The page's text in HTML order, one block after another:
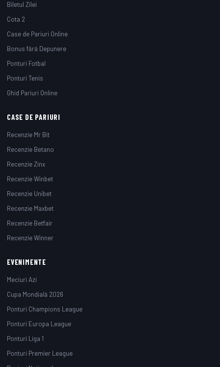
Biletul Zilei
Cota 2
Case de Pariuri Online
Bonus fără Depunere
Ponturi Fotbal
Ponturi Tenis
Ghid Pariuri Online
CASE DE PARIURI
Recenzie Mr Bit
Recenzie Betano
Recenzie Zinx
Recenzie Winbet
Recenzie Unibet
Recenzie Maxbet
Recenzie Betfair
Recenzie Winner
EVENIMENTE
Meciuri Azi
Cupa Mondială 2026
Ponturi Champions League
Ponturi Europa League
Ponturi Liga 1
Ponturi Premier League